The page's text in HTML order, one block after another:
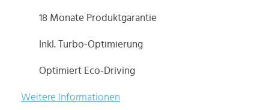
18 Monate Produktgarantie
Inkl. Turbo-Optimierung
Optimiert Eco-Driving
Weitere Informationen